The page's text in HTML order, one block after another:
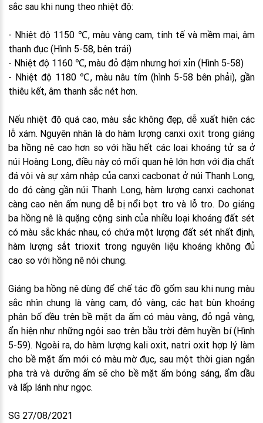
sắc sau khi nung theo nhiệt độ:
- Nhiệt độ 1150 ℃, màu vàng cam, tinh tế và mềm mại, âm
thanh đục (Hình 5-58, bên trái)
- Nhiệt độ 1160 ℃, màu đỏ đậm nhưng hơi xỉn (Hình 5-58)
- Nhiệt độ 1180 ℃, màu nâu tím (hình 5-58 bên phải), gần
thiêu kết, âm thanh sắc nét hơn.
Nếu nhiệt độ quá cao, màu sắc không đẹp, dễ xuất hiện các
lỗ xám. Nguyên nhân là do hàm lượng canxi oxit trong giáng
ba hồng nê cao hơn so với hầu hết các loại khoáng tử sa ở
núi Hoàng Long, điều này có mối quan hệ lớn hơn với địa chất
đá vôi và sự xâm nhập của canxi cacbonat ở núi Thanh Long,
do đó càng gần núi Thanh Long, hàm lượng canxi cachonat
càng cao nên ấm nung dễ bị nổi bọt tro và lỗ tro. Do giáng
ba hồng nê là quặng cộng sinh của nhiều loại khoáng đất sét
có màu sắc khác nhau, có chứa một lượng đất sét nhất định,
hàm lượng sắt trioxit trong nguyên liệu khoáng không đủ
cao so với hồng nê nói chung.
Giáng ba hồng nê dùng để chế tác đồ gốm sau khi nung màu
sắc nhìn chung là vàng cam, đỏ vàng, các hạt bùn khoáng
phân bố đều trên bề mặt da ấm có màu vàng, đỏ ngả vàng,
ẩn hiện như những ngôi sao trên bầu trời đêm huyền bí (Hình
5-59). Ngoài ra, do hàm lượng kali oxit, natri oxit hợp lý làm
cho bề mặt ấm mới có màu mờ đục, sau một thời gian ngắn
pha trà và dưỡng ấm sẽ cho bề mặt ấm bóng sáng, ẩm dầu
và lấp lánh như ngọc.
SG 27/08/2021